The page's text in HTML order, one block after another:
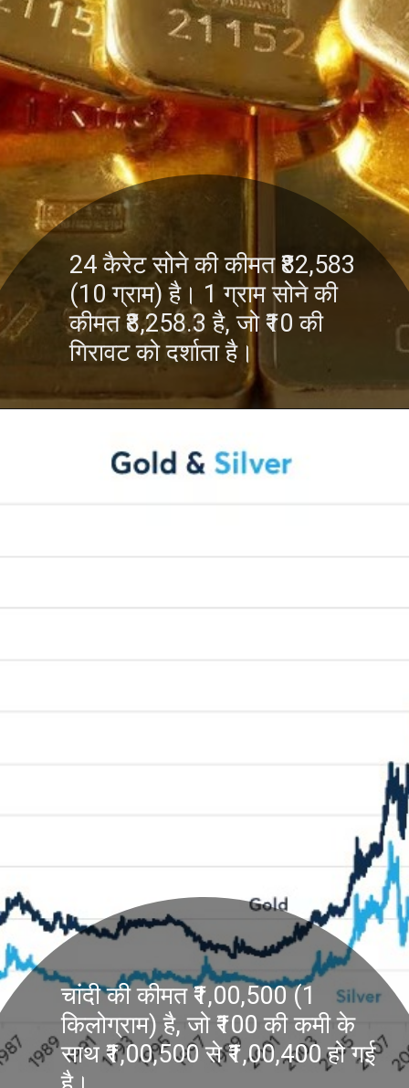
24 कैरेट सोने की कीमत ₹82,583
(10 ग्राम) है। 1 ग्राम सोने की
कीमत ₹8,258.3 है, जो ₹10 की
गिरावट को दर्शाता है।
चांदी की कीमत ₹1,00,500 (1
किलोग्राम) है, जो ₹100 की कमी के
साथ ₹1,00,500 से ₹1,00,400 हो गई